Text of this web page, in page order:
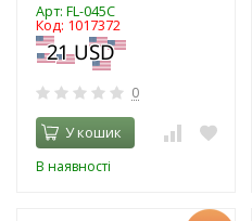
Арт: FL-045C
Код: 1017372
0
У кошик
В наявності